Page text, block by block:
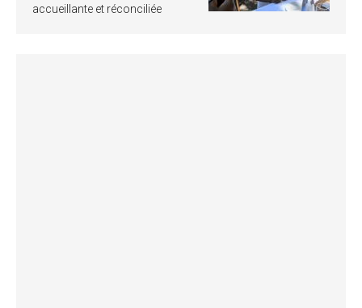
accueillante et réconciliée